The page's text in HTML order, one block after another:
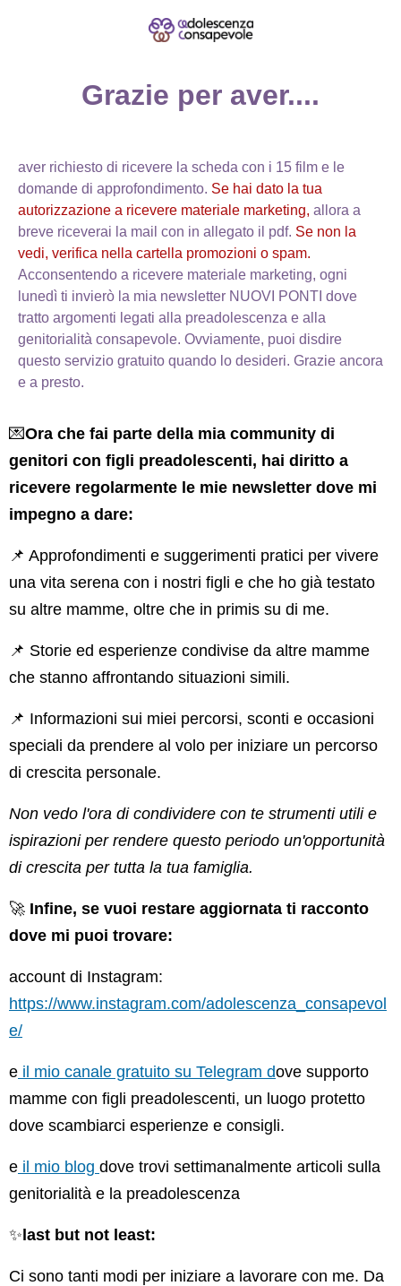
Grazie per aver....
aver richiesto di ricevere la scheda con i 15 film e le
domande di approfondimento. Se hai dato la tua
autorizzazione a ricevere materiale marketing, allora a
breve riceverai la mail con in allegato il pdf. Se non la
vedi, verifica nella cartella promozioni o spam.
Acconsentendo a ricevere materiale marketing, ogni
lunedì ti invierò la mia newsletter NUOVI PONTI dove
tratto argomenti legati alla preadolescenza e alla
genitorialità consapevole. Ovviamente, puoi disdire
questo servizio gratuito quando lo desideri. Grazie ancora
e a presto.
💌Ora che fai parte della mia community di
genitori con figli preadolescenti, hai diritto a
ricevere regolarmente le mie newsletter dove mi
impegno a dare:
📌 Approfondimenti e suggerimenti pratici per vivere
una vita serena con i nostri figli e che ho già testato
su altre mamme, oltre che in primis su di me.
📌 Storie ed esperienze condivise da altre mamme
che stanno affrontando situazioni simili.
📌 Informazioni sui miei percorsi, sconti e occasioni
speciali da prendere al volo per iniziare un percorso
di crescita personale.
Non vedo l'ora di condividere con te strumenti utili e
ispirazioni per rendere questo periodo un'opportunità
di crescita per tutta la tua famiglia.
🚀 Infine, se vuoi restare aggiornata ti racconto
dove mi puoi trovare:
account di Instagram:
https://www.instagram.com/adolescenza_consapevol
e/
e il mio canale gratuito su Telegram dove supporto
mamme con figli preadolescenti, un luogo protetto
dove scambiarci esperienze e consigli.
e il mio blog dove trovi settimanalmente articoli sulla
genitorialità e la preadolescenza
✨last but not least:
Ci sono tanti modi per iniziare a lavorare con me. Da